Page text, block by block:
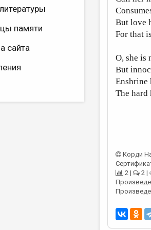
памяти
сайта
But love
For that
O, she is
But
Enshrine
The hard
Корди
2 |
2 |